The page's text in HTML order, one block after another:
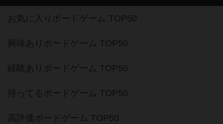
お気に入りボードゲーム TOP50
興味ありボードゲーム TOP50
経験ありボードゲーム TOP50
持ってるボードゲーム TOP50
高評価ボードゲーム TOP50